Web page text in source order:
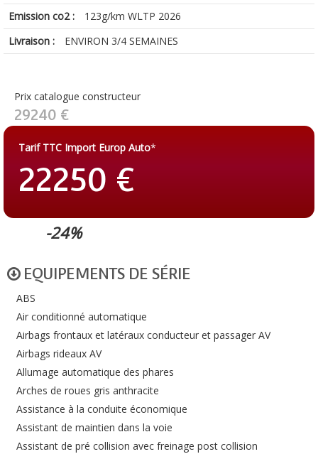
Emission co2 :
123g/km WLTP 2026
Livraison :
ENVIRON 3/4 SEMAINES
Prix catalogue constructeur
29240 €
Tarif TTC Import Europ Auto*
22250 €
-24%
EQUIPEMENTS DE SÉRIE
ABS
Air conditionné automatique
Airbags frontaux et latéraux conducteur et passager AV
Airbags rideaux AV
Allumage automatique des phares
Arches de roues gris anthracite
Assistance à la conduite économique
Assistant de maintien dans la voie
Assistant de pré collision avec freinage post collision